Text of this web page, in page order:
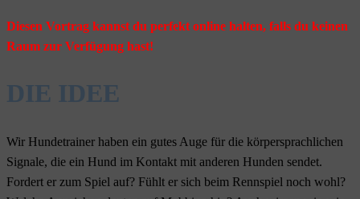
Diesen Vortrag kannst du perfekt online halten, falls du keinen
Raum zur Verfügung hast!
DIE IDEE
Wir Hundetrainer haben ein gutes Auge für die körpersprachlichen
Signale, die ein Hund im Kontakt mit anderen Hunden sendet.
Fordert er zum Spiel auf? Fühlt er sich beim Rennspiel noch wohl?